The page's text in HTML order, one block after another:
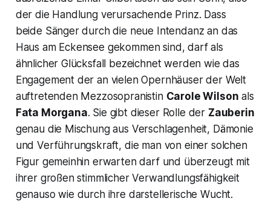
der die Handlung verursachende Prinz. Dass
beide Sänger durch die neue Intendanz an das
Haus am Eckensee gekommen sind, darf als
ähnlicher Glücksfall bezeichnet werden wie das
Engagement der an vielen Opernhäuser der Welt
auftretenden Mezzosopranistin Carole Wilson als
Fata Morgana. Sie gibt dieser Rolle der Zauberin
genau die Mischung aus Verschlagenheit, Dämonie
und Verführungskraft, die man von einer solchen
Figur gemeinhin erwarten darf und überzeugt mit
ihrer großen stimmlicher Verwandlungsfähigkeit
genauso wie durch ihre darstellerische Wucht.